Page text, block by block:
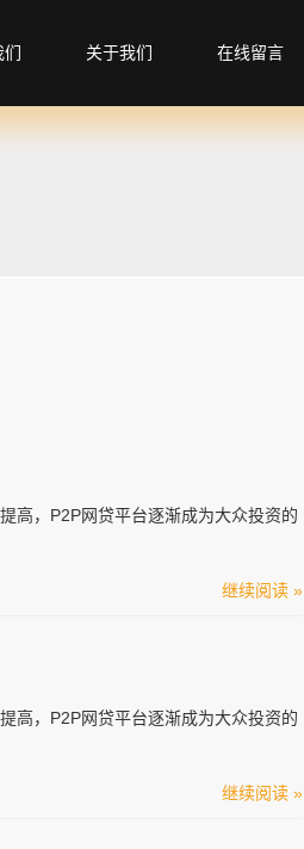
关于我们 在线留言
高，P2P网贷平台逐渐成为大众投资的
继续阅读 »
高，P2P网贷平台逐渐成为大众投资的
继续阅读 »